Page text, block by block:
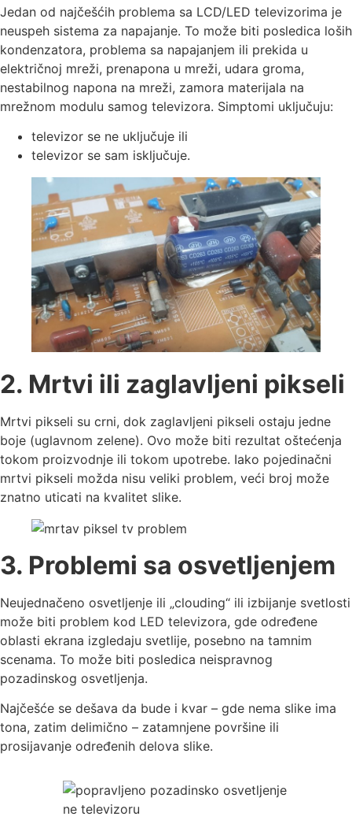
Jedan od najčešćih problema sa LCD/LED televizorima je
neuspeh sistema za napajanje. To može biti posledica loših
kondenzatora, problema sa napajanjem ili prekida u
električnoj mreži, prenapona u mreži, udara groma,
nestabilnog napona na mreži, zamora materijala na
mrežnom modulu samog televizora. Simptomi uključuju:
televizor se ne uključuje ili
televizor se sam isključuje.
2. Mrtvi ili zaglavljeni pikseli
Mrtvi pikseli su crni, dok zaglavljeni pikseli ostaju jedne
boje (uglavnom zelene). Ovo može biti rezultat oštećenja
tokom proizvodnje ili tokom upotrebe. Iako pojedinačni
mrtvi pikseli možda nisu veliki problem, veći broj može
znatno uticati na kvalitet slike.
3. Problemi sa osvetljenjem
Neujednačeno osvetljenje ili „clouding“ ili izbijanje svetlosti
može biti problem kod LED televizora, gde određene
oblasti ekrana izgledaju svetlije, posebno na tamnim
scenama. To može biti posledica neispravnog
pozadinskog osvetljenja.
Najčešće se dešava da bude i kvar – gde nema slike ima
tona, zatim delimično – zatamnjene površine ili
prosijavanje određenih delova slike.